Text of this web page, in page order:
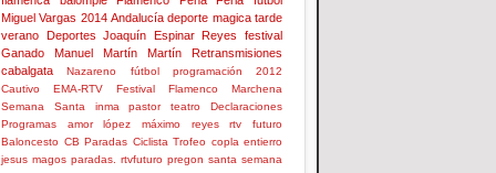
Miguel Vargas 2014 Andalucía deporte magica tarde
verano Deportes Joaquín Espinar Reyes
festival
Ganado
Manuel Martín Martín
Retransmisiones
cabalgata
Nazareno fútbol programación
2012
Cautivo
EMA-RTV Festival Flamenco
Marchena
Semana Santa
inma pastor teatro
Declaraciones
Programas
amor lópez máximo reyes
rtv futuro
Baloncesto CB Paradas Ciclista Trofeo copla entierro
jesus magos paradas. rtvfuturo pregon santa semana